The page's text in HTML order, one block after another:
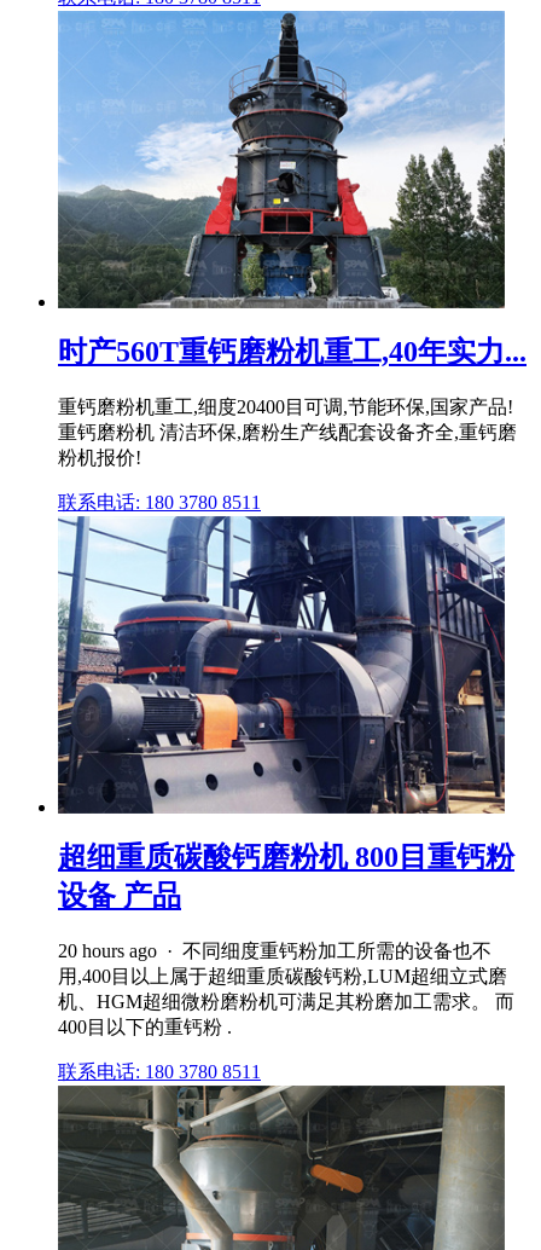
时产560T重钙磨粉机重工,40年实力...
重钙磨粉机重工,细度20400目可调,节能环保,国家产品!
重钙磨粉机 清洁环保,磨粉生产线配套设备齐全,重钙磨
粉机报价!
联系电话: 180 3780 8511
超细重质碳酸钙磨粉机 800目重钙粉
设备 产品
20 hours ago · 不同细度重钙粉加工所需的设备也不
用,400目以上属于超细重质碳酸钙粉,LUM超细立式磨
机、HGM超细微粉磨粉机可满足其粉磨加工需求。 而
400目以下的重钙粉 .
联系电话: 180 3780 8511